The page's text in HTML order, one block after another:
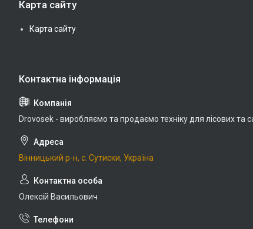
Карта сайту
Карта сайту
Drovosek - виробляємо та продаємо техніку для лісових та
Вінницький р-н, с. Сутиски, Україна
Олексій Васильович